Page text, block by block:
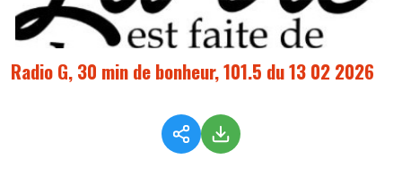
Radio G, 30 min de bonheur, 101.5 du 13 02 2026